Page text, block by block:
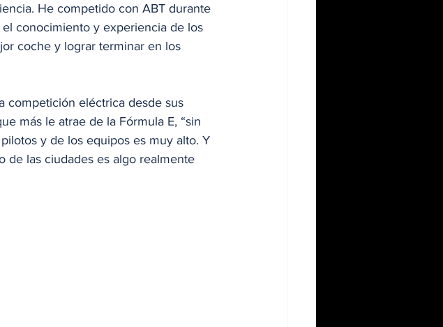
He competido con ABT durante
conocimiento y experiencia de los
coche y lograr terminar en los
competición eléctrica desde sus
más le atrae de la Fórmula E, “sin
y de los equipos es muy alto. Y
de las ciudades es algo realmente